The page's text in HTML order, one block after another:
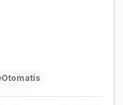
Otomatis